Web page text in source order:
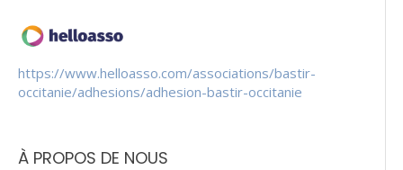
https://www.helloasso.com/associations/bastir-
occitanie/adhesions/adhesion-bastir-occitanie
À PROPOS DE NOUS